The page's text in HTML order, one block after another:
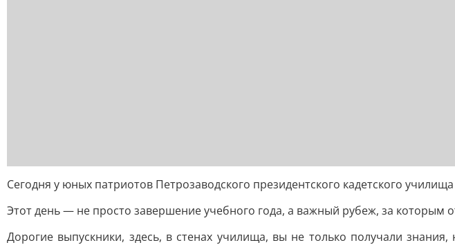
Сегодня у юных патриотов Петрозаводского президентского кадетского
Этот день — не просто завершение учебного года, а важный рубеж, за которым
Дорогие выпускники, здесь, в стенах училища, вы не только получали